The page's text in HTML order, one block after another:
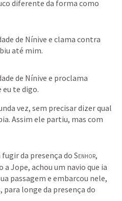
diferente da forma como
de Nínive e clama contra
até mim.
de Nínive e proclama
eu te digo.
vez, sem precisar dizer qual
Assim ele partiu, mas com
da presença do Senhor,
a Jope, achou um navio que ia
passagem e embarcou nele,